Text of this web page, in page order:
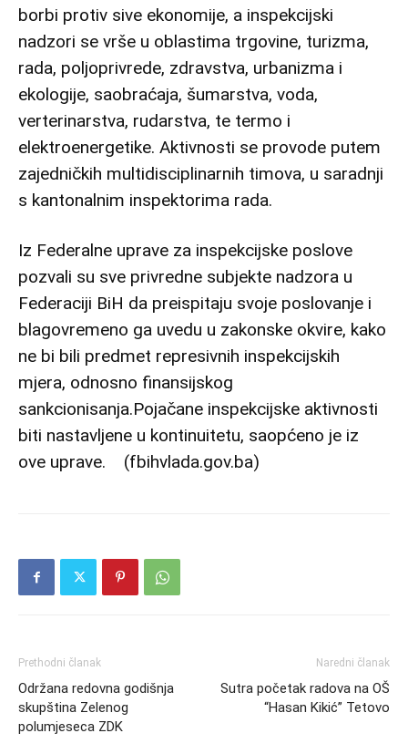
borbi protiv sive ekonomije, a inspekcijski
nadzori se vrše u oblastima trgovine, turizma,
rada, poljoprivrede, zdravstva, urbanizma i
ekologije, saobraćaja, šumarstva, voda,
verterinarstva, rudarstva, te termo i
elektroenergetike. Aktivnosti se provode putem
zajedničkih multidisciplinarnih timova, u saradnji
s kantonalnim inspektorima rada.
Iz Federalne uprave za inspekcijske poslove
pozvali su sve privredne subjekte nadzora u
Federaciji BiH da preispitaju svoje poslovanje i
blagovremeno ga uvedu u zakonske okvire, kako
ne bi bili predmet represivnih inspekcijskih
mjera, odnosno finansijskog
sankcionisanja.Pojačane inspekcijske aktivnosti
biti nastavljene u kontinuitetu, saopćeno je iz
ove uprave. (fbihvlada.gov.ba)
Prethodni članak
Održana redovna godišnja
skupština Zelenog
polumjeseca ZDK
Naredni članak
Sutra početak radova na OŠ
“Hasan Kikić” Tetovo